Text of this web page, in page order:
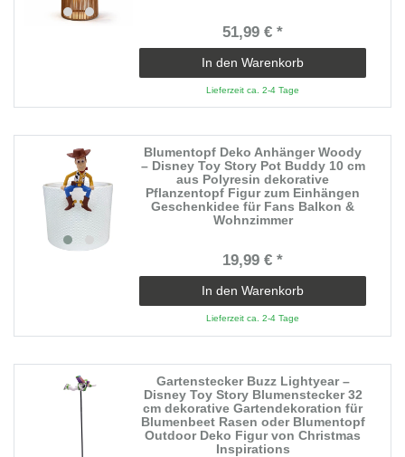
51,99 € *
In den Warenkorb
Lieferzeit ca. 2-4 Tage
Blumentopf Deko Anhänger Woody
– Disney Toy Story Pot Buddy 10 cm
aus Polyresin dekorative
Pflanzentopf Figur zum Einhängen
Geschenkidee für Fans Balkon &
Wohnzimmer
19,99 € *
In den Warenkorb
Lieferzeit ca. 2-4 Tage
Gartenstecker Buzz Lightyear –
Disney Toy Story Blumenstecker 32
cm dekorative Gartendekoration für
Blumenbeet Rasen oder Blumentopf
Outdoor Deko Figur von Christmas
Inspirations